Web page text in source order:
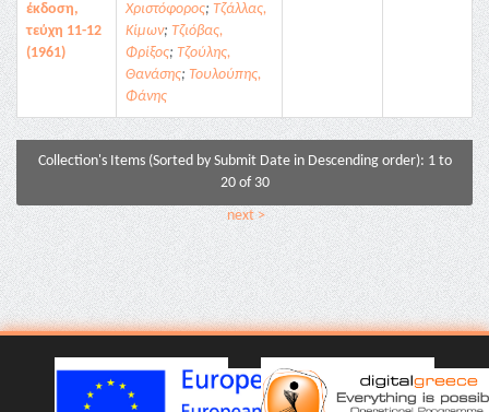
έκδοση,
τεύχη 11-12
(1961)
Χριστόφορος; Τζάλλας,
Κίμων; Τζιόβας,
Φρίξος; Τζούλης,
Θανάσης; Τουλούπης,
Φάνης
Collection's Items (Sorted by Submit Date in Descending order): 1 to
20 of 30
next >